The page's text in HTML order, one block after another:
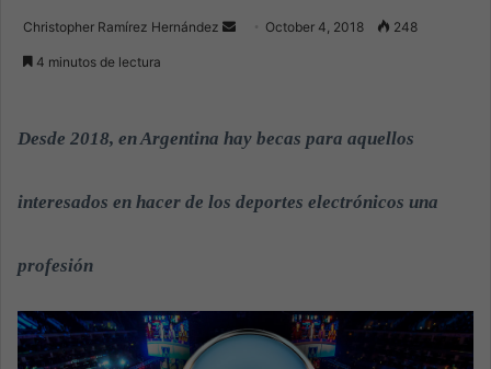
Christopher Ramírez Hernández
a
m
October 4, 2018 248
4 minutos de lectura
Desde 2018, en Argentina hay becas para aquellos
interesados en hacer de los deportes electrónicos una
profesión